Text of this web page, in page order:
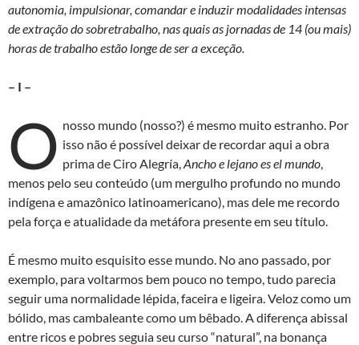
autonomia, impulsionar, comandar e induzir modalidades intensas
de extração do sobretrabalho, nas quais as jornadas de 14 (ou mais)
horas de trabalho estão longe de ser a exceção.
– I –
O nosso mundo (nosso?) é mesmo muito estranho. Por
isso não é possível deixar de recordar aqui a obra
prima de Ciro Alegría,Ancho e lejano es el mundo,
menos pelo seu conteúdo (um mergulho profundo no mundo
indígena e amazônico latinoamericano), mas dele me recordo
pela força e atualidade da metáfora presente em seu título.
É mesmo muito esquisito esse mundo. No ano passado, por
exemplo, para voltarmos bem pouco no tempo, tudo parecia
seguir uma normalidade lépida, faceira e ligeira. Veloz como um
bólido, mas cambaleante como um bêbado. A diferença abissal
entre ricos e pobres seguia seu curso “natural”, na bonança